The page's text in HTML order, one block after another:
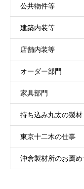
公共物件等
建築内装等
店舗内装等
オーダー部門
家具部門
持ち込み丸太の製材
東京十二木の仕事
沖倉製材所のお薦